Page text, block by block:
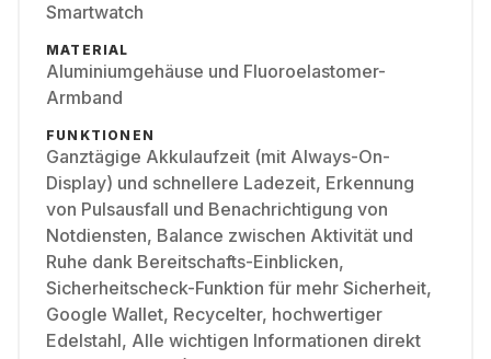
Smartwatch
MATERIAL
Aluminiumgehäuse und Fluoroelastomer-
Armband
FUNKTIONEN
Ganztägige Akkulaufzeit (mit Always-On-
Display) und schnellere Ladezeit, Erkennung
von Pulsausfall und Benachrichtigung von
Notdiensten, Balance zwischen Aktivität und
Ruhe dank Bereitschafts-Einblicken,
Sicherheitscheck-Funktion für mehr Sicherheit,
Google Wallet, Recycelter, hochwertiger
Edelstahl, Alle wichtigen Informationen direkt